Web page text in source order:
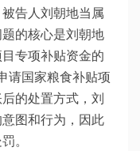
告人刘朝地当属
的核心是刘朝地
专项补贴资金的
请国家粮食补贴项
的处置方式，刘
图和行为，因此
。